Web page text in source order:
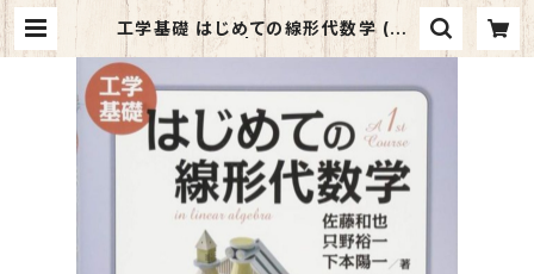
工学基礎 はじめての線形代数学 (KS
理工学専門書) | マイブックス関大前